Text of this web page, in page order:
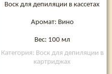
Воск для депиляции в кассетах
Аромат: Вино
Вес: 100 мл
Категория: Воск для депиляции в
картриджах